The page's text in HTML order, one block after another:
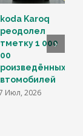
Karoq
1 000
Июл, 2026